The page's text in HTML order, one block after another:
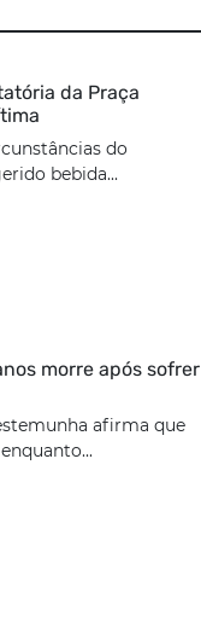
da Praça
do
bebida...
morre após sofrer
afirma que